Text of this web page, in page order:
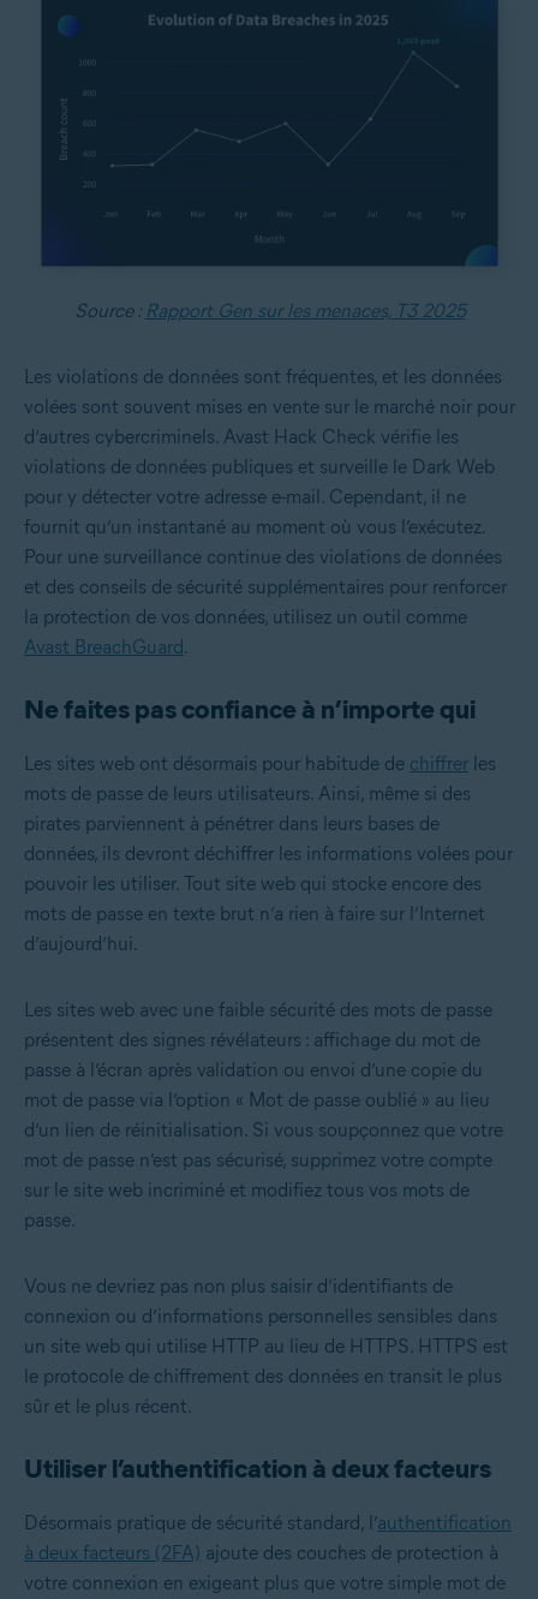
Source : Rapport Gen sur les menaces, T3 2025
Les violations de données sont fréquentes, et les données
volées sont souvent mises en vente sur le marché noir pour
d’autres cybercriminels. Avast Hack Check vérifie les
violations de données publiques et surveille le Dark Web
pour y détecter votre adresse e-mail. Cependant, il ne
fournit qu’un instantané au moment où vous l’exécutez.
Pour une surveillance continue des violations de données
et des conseils de sécurité supplémentaires pour renforcer
la protection de vos données, utilisez un outil comme
Avast BreachGuard.
Ne faites pas confiance à n’importe qui
Les sites web ont désormais pour habitude de chiffrer les
mots de passe de leurs utilisateurs. Ainsi, même si des
pirates parviennent à pénétrer dans leurs bases de
données, ils devront déchiffrer les informations volées pour
pouvoir les utiliser. Tout site web qui stocke encore des
mots de passe en texte brut n’a rien à faire sur l’Internet
d’aujourd’hui.
Les sites web avec une faible sécurité des mots de passe
présentent des signes révélateurs : affichage du mot de
passe à l’écran après validation ou envoi d’une copie du
mot de passe via l’option « Mot de passe oublié » au lieu
d’un lien de réinitialisation. Si vous soupçonnez que votre
mot de passe n’est pas sécurisé, supprimez votre compte
sur le site web incriminé et modifiez tous vos mots de
passe.
Vous ne devriez pas non plus saisir d’identifiants de
connexion ou d’informations personnelles sensibles dans
un site web qui utilise HTTP au lieu de HTTPS. HTTPS est
le protocole de chiffrement des données en transit le plus
sûr et le plus récent.
Utiliser l’authentification à deux facteurs
Désormais pratique de sécurité standard, l’authentification
à deux facteurs (2FA) ajoute des couches de protection à
votre connexion en exigeant plus que votre simple mot de